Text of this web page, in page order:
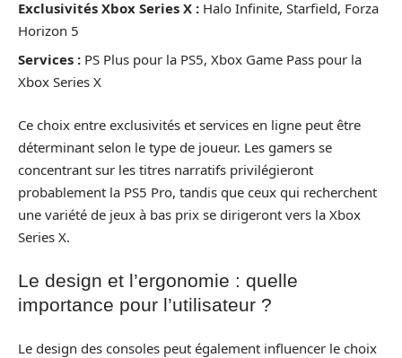
Exclusivités Xbox Series X : Halo Infinite, Starfield, Forza
Horizon 5
Services : PS Plus pour la PS5, Xbox Game Pass pour la
Xbox Series X
Ce choix entre exclusivités et services en ligne peut être
déterminant selon le type de joueur. Les gamers se
concentrant sur les titres narratifs privilégieront
probablement la PS5 Pro, tandis que ceux qui recherchent
une variété de jeux à bas prix se dirigeront vers la Xbox
Series X.
Le design et l’ergonomie : quelle
importance pour l’utilisateur ?
Le design des consoles peut également influencer le choix